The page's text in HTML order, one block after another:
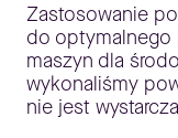
Zastosowanie
do optymalnego
maszyn dla
wykonaliśmy
nie jest